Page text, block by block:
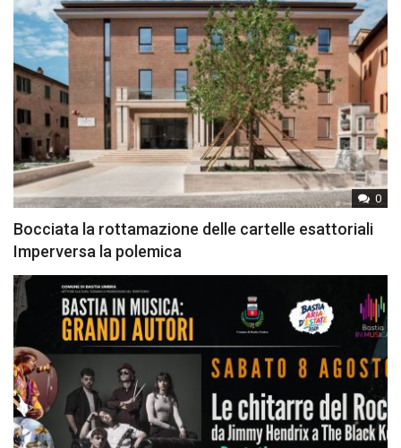
0
Bocciata la rottamazione delle cartelle esattoriali
Imperversa la polemica